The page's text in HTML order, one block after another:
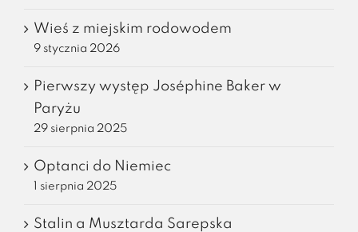
Wieś z miejskim rodowodem
9 stycznia 2026
Pierwszy występ Joséphine Baker w
Paryżu
29 sierpnia 2025
Optanci do Niemiec
1 sierpnia 2025
Stalin a Musztarda Sarepska